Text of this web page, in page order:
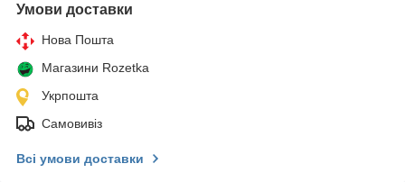
Умови доставки
Нова Пошта
Магазини Rozetka
Укрпошта
Самовивіз
Всі умови доставки